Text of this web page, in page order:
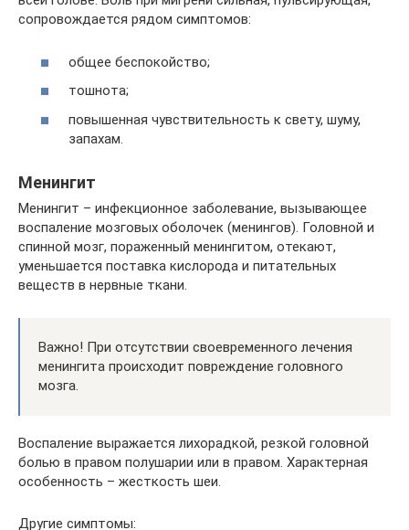
сопровождается рядом симптомов:
общее беспокойство;
тошнота;
повышенная чувствительность к свету, шуму,
запахам.
Менингит
Менингит – инфекционное заболевание, вызывающее
воспаление мозговых оболочек (менингов). Головной и
спинной мозг, пораженный менингитом, отекают,
уменьшается поставка кислорода и питательных
веществ в нервные ткани.
Важно! При отсутствии своевременного лечения
менингита происходит повреждение головного
мозга.
Воспаление выражается лихорадкой, резкой головной
болью в правом полушарии или в правом. Характерная
особенность – жесткость шеи.
Другие симптомы: